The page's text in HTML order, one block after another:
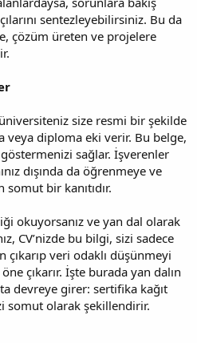
sentezleyebilirsiniz. Bu da
çözüm üreten ve projelere
üniversiteniz size resmi bir şekilde
veya diploma eki verir. Bu belge,
göstermenizi sağlar. İşverenler
dışında da öğrenmeye ve
bir kanıtıdır.
okuyorsanız ve yan dal olarak
CV’nizde bu bilgi, sizi sadece
veri odaklı düşünmeyi
çıkarır. İşte burada yan dalın
devreye girer: sertifika kağıt
somut olarak şekillendirir.